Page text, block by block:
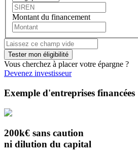
Montant du financement
Vous cherchez à placer votre épargne ?
Devenez investisseur
Exemple d'entreprises financées
200k€ sans caution
ni dilution du capital